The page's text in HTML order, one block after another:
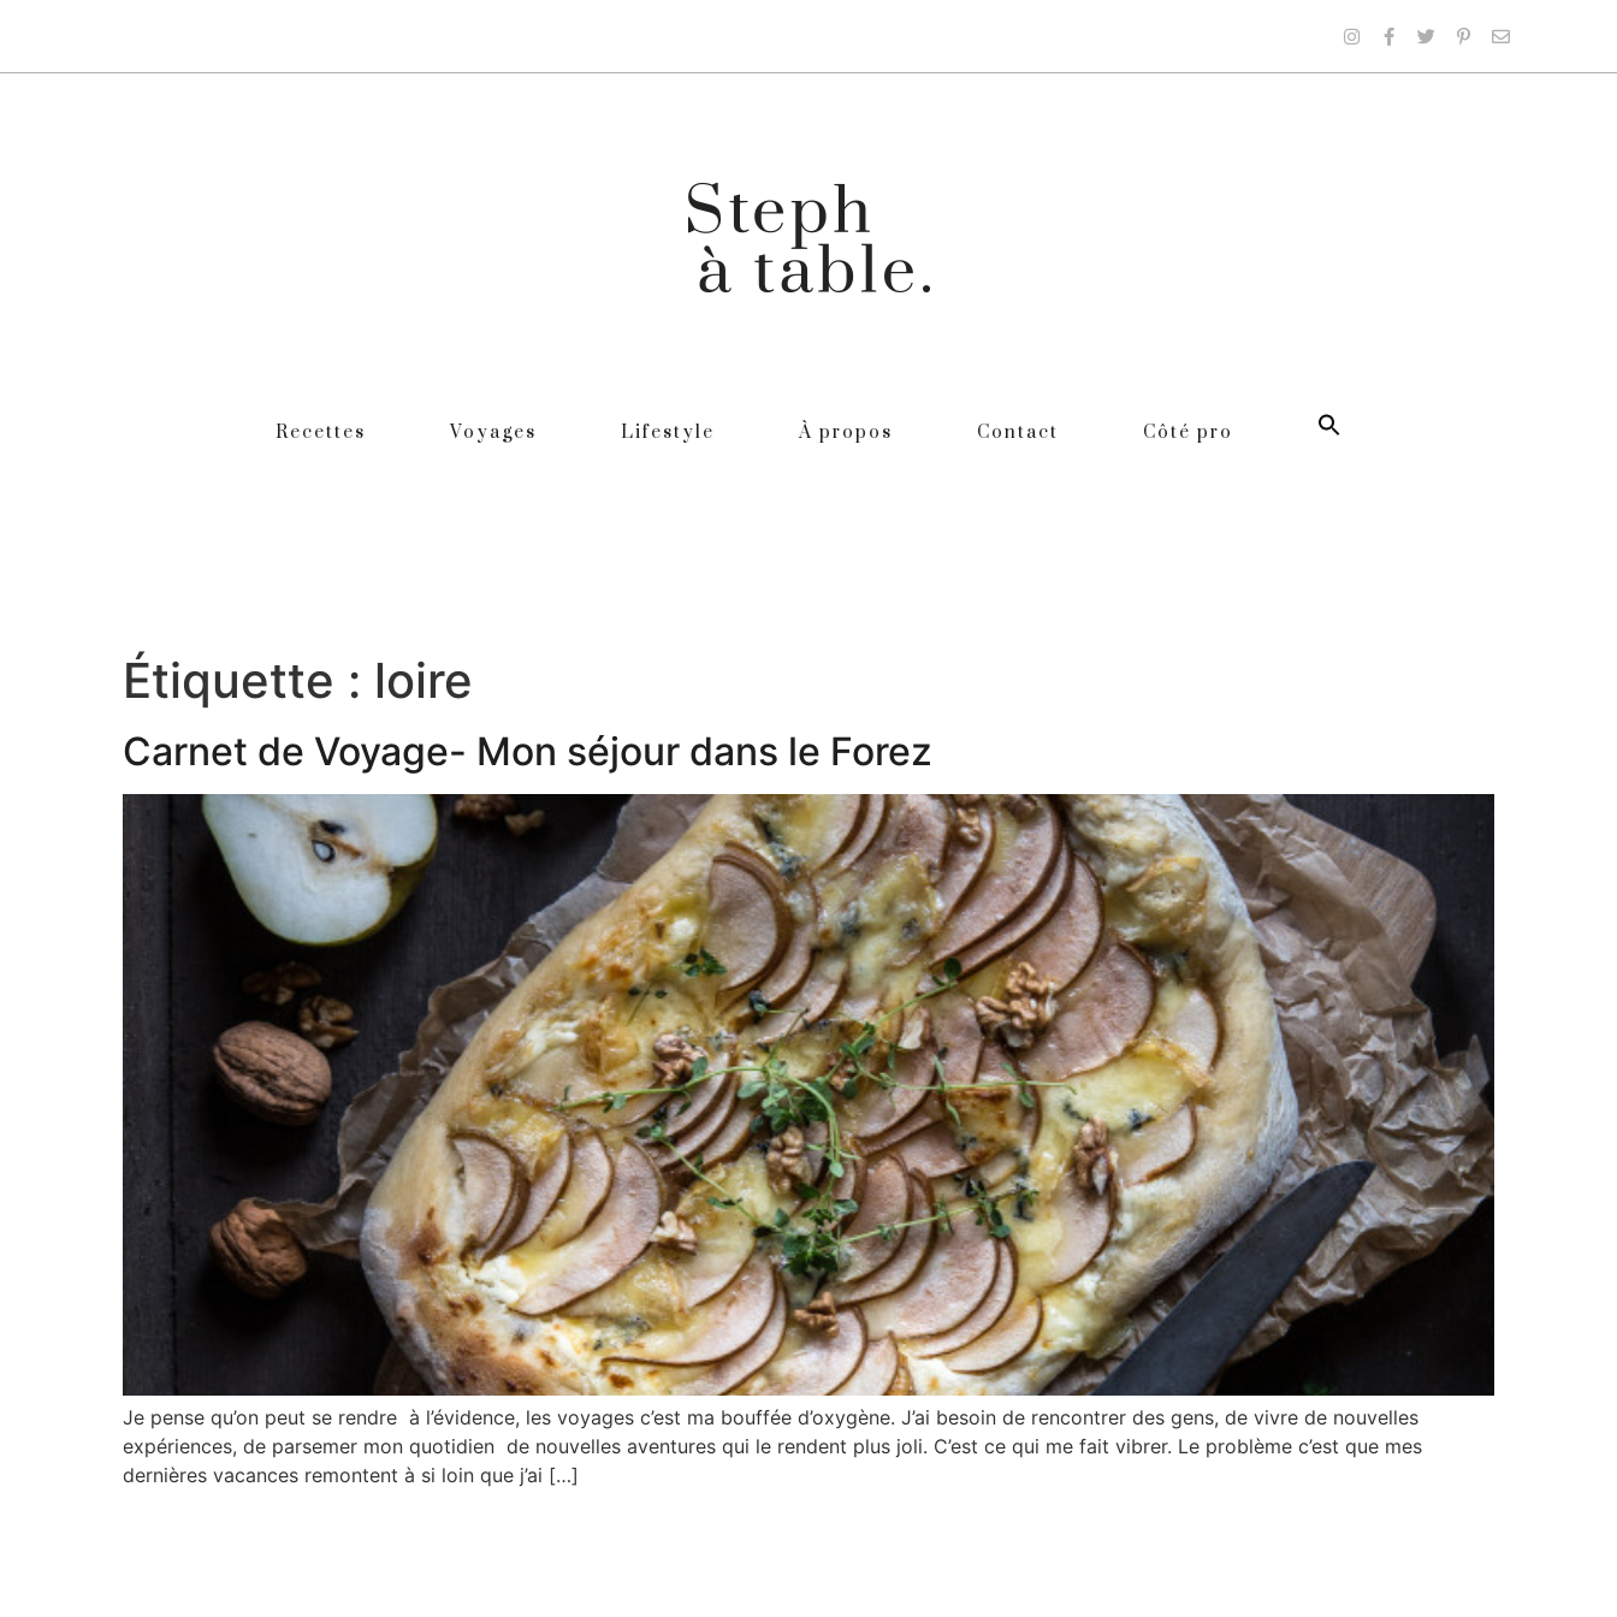
Recettes Voyages Lifestyle À propos Contact Côté pro
Étiquette : loire
Carnet de Voyage- Mon séjour dans le Forez
Je pense qu’on peut se rendre à l’évidence, les voyages c’est ma bouffée d’oxygène. J’ai besoin de rencontrer des gens, de vivre de nouvelles
expériences, de parsemer mon quotidien de nouvelles aventures qui le rendent plus joli. C’est ce qui me fait vibrer. Le problème c’est que mes
dernières vacances remontent à si loin que j’ai […]